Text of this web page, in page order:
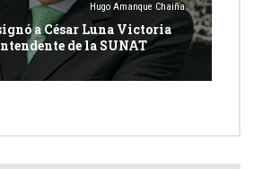
Hugo Amanque Chaiña
a César Luna Victoria
de la SUNAT